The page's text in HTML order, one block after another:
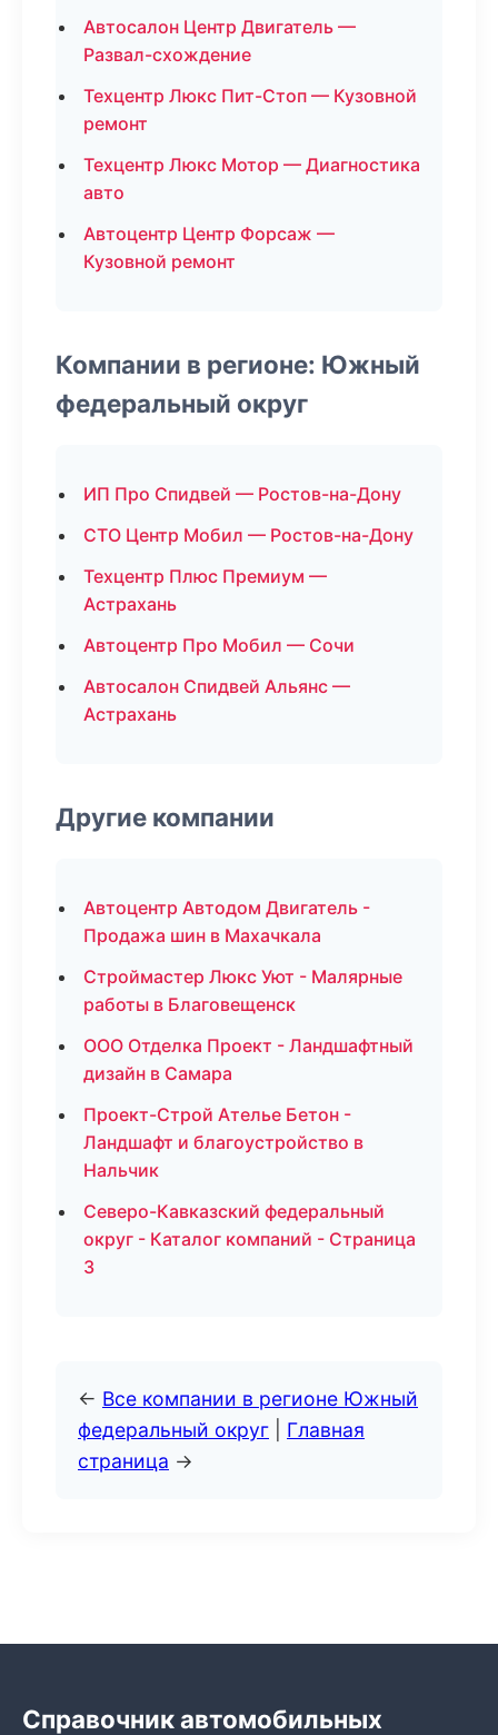
Автосалон Центр Двигатель —
Развал-схождение
Техцентр Люкс Пит-Стоп — Кузовной
ремонт
Техцентр Люкс Мотор — Диагностика
авто
Автоцентр Центр Форсаж —
Кузовной ремонт
Компании в регионе: Южный
федеральный округ
ИП Про Спидвей — Ростов-на-Дону
СТО Центр Мобил — Ростов-на-Дону
Техцентр Плюс Премиум —
Астрахань
Автоцентр Про Мобил — Сочи
Автосалон Спидвей Альянс —
Астрахань
Другие компании
Автоцентр Автодом Двигатель -
Продажа шин в Махачкала
Строймастер Люкс Уют - Малярные
работы в Благовещенск
ООО Отделка Проект - Ландшафтный
дизайн в Самара
Проект-Строй Ателье Бетон -
Ландшафт и благоустройство в
Нальчик
Северо-Кавказский федеральный
округ - Каталог компаний - Страница
3
← Все компании в регионе Южный
федеральный округ
Главная
страница →
Справочник автомобильных